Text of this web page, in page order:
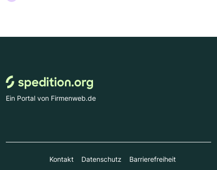
Ein Portal von Firmenweb.de
Kontakt Datenschutz
Barrierefreiheit